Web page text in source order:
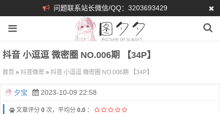
问题联系站长微信/QQ：3203693429
抖音 小逗逗 微密圈 NO.006期 【34P】
首页 » 抖音微密 » 抖音 小逗逗 微密圈 NO.006期 【34P】
夕宝 2023-10-09 22:58
文章评分 0 次，平均分 0.0 ：